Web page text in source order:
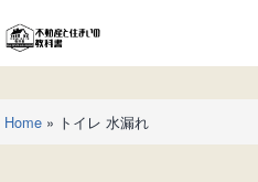
ン
テ
ツ
へ
不
動
産
と
住
Home» トイレ 水漏れ